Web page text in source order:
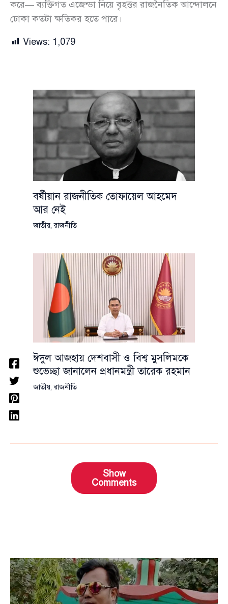
করে— ব্যক্তিগত এজেন্ডা নিয়ে বৃহত্তর রাজনৈতিক আন্দোলনে
ঢোকা কতটা ক্ষতিকর হতে পারে।
Views: 1,079
বর্ষীয়ান রাজনীতিক তোফায়েল আহমেদ
আর নেই
জাতীয়,রাজনীতি
ঈদুল আজহায় দেশবাসী ও বিশ্ব মুসলিমকে
শুভেচ্ছা জানালেন প্রধানমন্ত্রী তারেক রহমান
জাতীয়,রাজনীতি
Show
Comments